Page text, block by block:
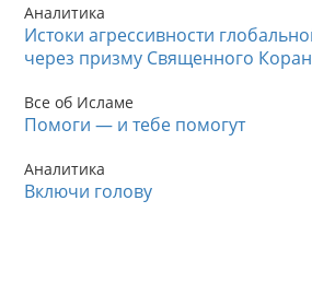
Аналитика
Истоки агрессивности
через призму Священного
Все об Исламе
Помоги — и тебе помогут
Аналитика
Включи голову